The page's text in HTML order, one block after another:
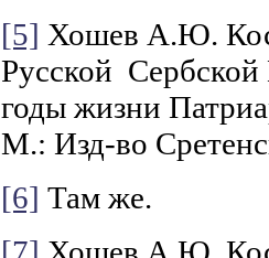
[5] Хошев А.Ю.
Русской
годы жизни
М.: Изд-во
[6] Там же.